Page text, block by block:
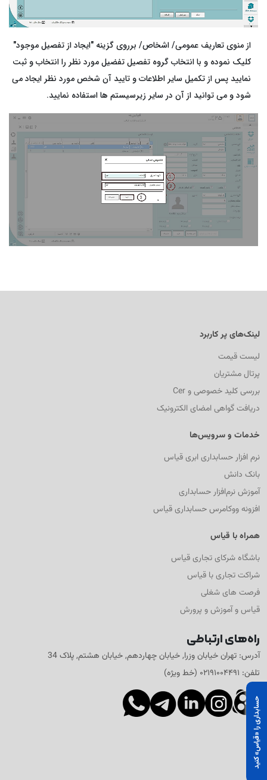
حسابداری را «قیاس» کنید
از منوی تعاریف عمومی/ اشخاص/ برروی گزینه "ایجاد از تفصیل موجود"
کلیک نموده و با انتخاب گروه تفصیل تفضیل مورد نظر را انتخاب و ثبت
نمایید پس از تکمیل سایر اطلاعات و تایید آن شخص مورد نظر ایجاد می
شود و می توانید از آن در سایر زیرسیستم ها استفاده نمایید.
لینک‌های پر کاربرد
لیست قیمت
پرتال مشتریان
بررسی کلید خصوصی و Cer
دریافت گواهی امضای الکترونیک
خدمات و سرویس‌ها
نرم افزار حسابداری ابری قیاس
بانک دانش
آموزش نرم‌افزار حسابداری
افزونه ووکامرس حسابداری قیاس
همراه با قیاس
باشگاه شرکای تجاری قیاس
شراکت تجاری با قیاس
فرصت های شغلی
قیاس و آموزش و پرورش
راه‌های ارتباطی
آدرس: تهران خیابان وزرا, خیابان چهاردهم, خیابان هشتم, پلاک 34
تلفن: ۰۲۱۹۱۰۰۴۴۹۱ (خط ویژه)